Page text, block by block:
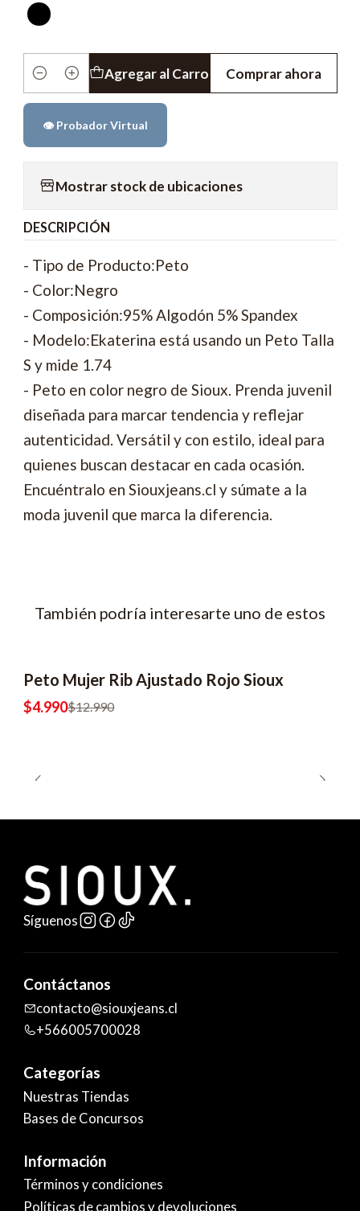
Cantidad
Agregar al Carro Comprar ahora
👁️ Probador Virtual
Mostrar stock de ubicaciones
DESCRIPCIÓN
- Tipo de Producto:Peto
- Color:Negro
- Composición:95% Algodón 5% Spandex
- Modelo:Ekaterina está usando un Peto Talla
S y mide 1.74
- Peto en color negro de Sioux. Prenda juvenil
diseñada para marcar tendencia y reflejar
autenticidad. Versátil y con estilo, ideal para
quienes buscan destacar en cada ocasión.
Encuéntralo en Siouxjeans.cl y súmate a la
moda juvenil que marca la diferencia.
También podría interesarte uno de estos
-62% OFF
2x6990
Peto Mujer Rib Ajustado Rojo Sioux
$4.990$12.990
Síguenos
Contáctanos
contacto@siouxjeans.cl
+566005700028
Categorías
Nuestras Tiendas
Bases de Concursos
Información
Términos y condiciones
Políticas de cambios y devoluciones